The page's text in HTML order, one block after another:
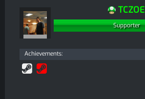
TCZOE
Supporter
Achievements